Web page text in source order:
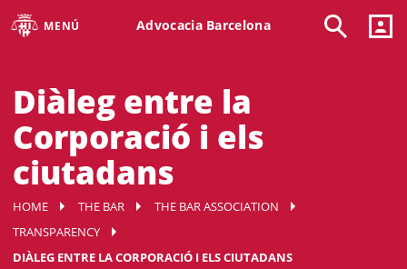
MENÚ Advocacia Barcelona
Diàleg entre la
Corporació i els
ciutadans
HOME THE BAR
THE BAR ASSOCIATION
TRANSPARENCY
DIÀLEG ENTRE LA CORPORACIÓ I ELS CIUTADANS